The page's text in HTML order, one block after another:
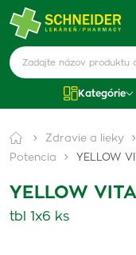
Kategórie
Zdravie a lieky
Potencia
YELLOW
YELLOW
tbl 1x6 ks